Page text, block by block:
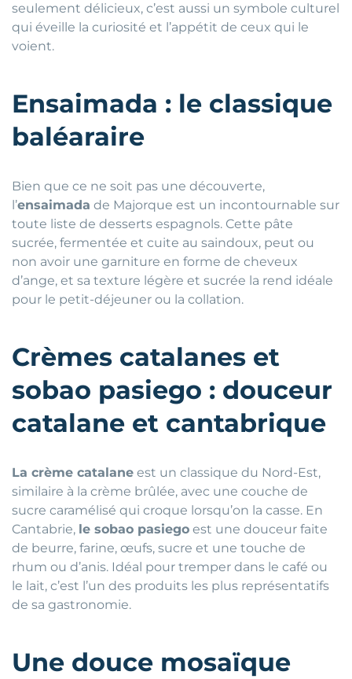
seulement délicieux, c’est aussi un symbole culturel
qui éveille la curiosité et l’appétit de ceux qui le
voient.
Ensaimada : le classique
baléaraire
Bien que ce ne soit pas une découverte,
l’ensaimada de Majorque est un incontournable sur
toute liste de desserts espagnols. Cette pâte
sucrée, fermentée et cuite au saindoux, peut ou
non avoir une garniture en forme de cheveux
d’ange, et sa texture légère et sucrée la rend idéale
pour le petit-déjeuner ou la collation.
Crèmes catalanes et
sobao pasiego : douceur
catalane et cantabrique
La crème catalane est un classique du Nord-Est,
similaire à la crème brûlée, avec une couche de
sucre caramélisé qui croque lorsqu’on la casse. En
Cantabrie, le sobao pasiego est une douceur faite
de beurre, farine, œufs, sucre et une touche de
rhum ou d’anis. Idéal pour tremper dans le café ou
le lait, c’est l’un des produits les plus représentatifs
de sa gastronomie.
Une douce mosaïque